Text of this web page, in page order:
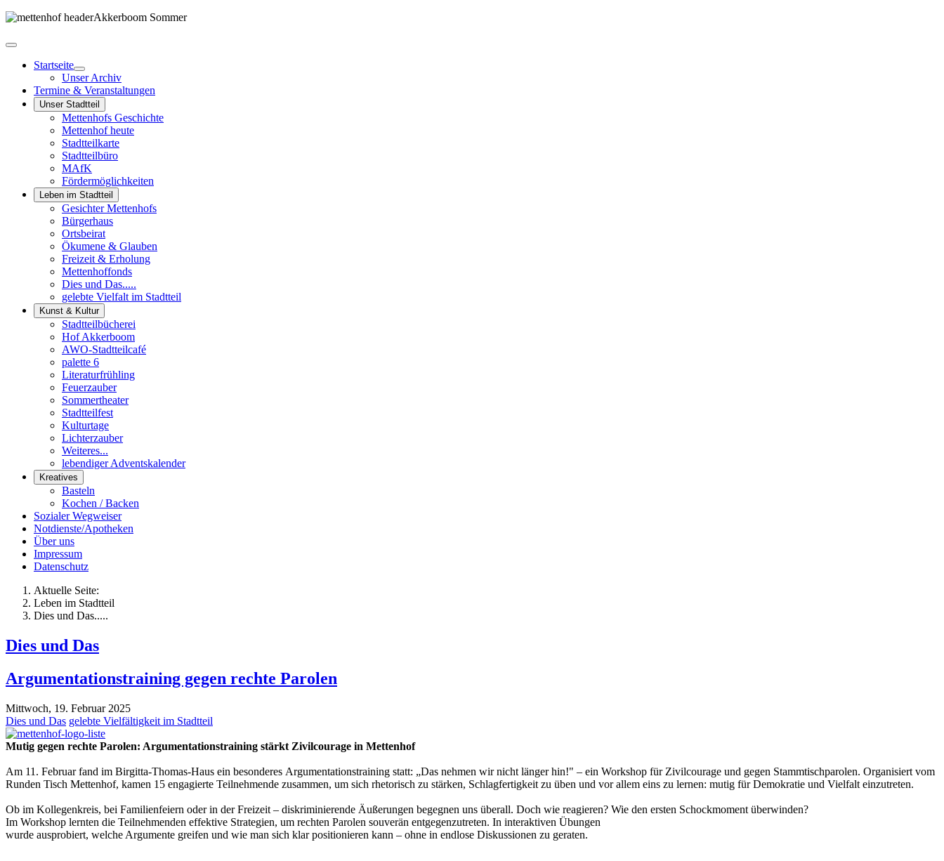
Startseite
Unser Archiv
Termine & Veranstaltungen
Unser Stadtteil
Mettenhofs Geschichte
Mettenhof heute
Stadtteilkarte
Stadtteilbüro
MAfK
Fördermöglichkeiten
Leben im Stadtteil
Gesichter Mettenhofs
Bürgerhaus
Ortsbeirat
Ökumene & Glauben
Freizeit & Erholung
Mettenhoffonds
Dies und Das.....
gelebte Vielfalt im Stadtteil
Kunst & Kultur
Stadtteilbücherei
Hof Akkerboom
AWO-Stadtteilcafé
palette 6
Literaturfrühling
Feuerzauber
Sommertheater
Stadtteilfest
Kulturtage
Lichterzauber
Weiteres...
lebendiger Adventskalender
Kreatives
Basteln
Kochen / Backen
Sozialer Wegweiser
Notdienste/Apotheken
Über uns
Impressum
Datenschutz
Aktuelle Seite:
Leben im Stadtteil
Dies und Das.....
Dies und Das
Argumentationstraining gegen rechte Parolen
Mittwoch, 19. Februar 2025
Dies und Das gelebte Vielfältigkeit im Stadtteil
Mutig gegen rechte Parolen: Argumentationstraining stärkt Zivilcourage in Mettenhof
Am 11. Februar fand im Birgitta-Thomas-Haus ein besonderes Argumentationstraining statt: „Das nehmen wir nicht länger hin!" – ein Workshop für Zivilcourage und gegen Stammtischparolen. Organisiert vom
Runden Tisch Mettenhof, kamen 15 engagierte Teilnehmende zusammen, um sich rhetorisch zu stärken, Schlagfertigkeit zu üben und vor allem eins zu lernen: mutig für Demokratie und Vielfalt einzutreten.
Ob im Kollegenkreis, bei Familienfeiern oder in der Freizeit – diskriminierende Äußerungen begegnen uns überall. Doch wie reagieren? Wie den ersten Schockmoment überwinden?
Im Workshop lernten die Teilnehmenden effektive Strategien, um rechten Parolen souverän entgegenzutreten. In interaktiven Übungen
wurde ausprobiert, welche Argumente greifen und wie man sich klar positionieren kann – ohne in endlose Diskussionen zu geraten.